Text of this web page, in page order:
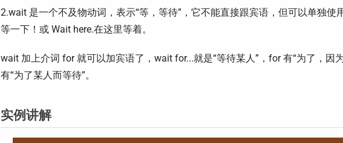
2.wait 是一个不及物动词，表示“等，等待”，它不能直接跟宾语，但可以单独使
等一下！或 Wait here.在这里等着。
wait 加上介词 for 就可以加宾语了，wait for...就是“等待某人”，for 有“为了，因
有“为了某人而等待”。
实例讲解